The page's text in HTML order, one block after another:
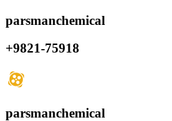
parsmanchemical
+9821-75918
parsmanchemical